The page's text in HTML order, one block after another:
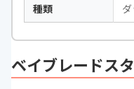
種類
ベイブレードス